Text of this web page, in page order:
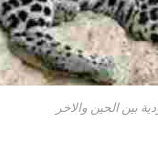
بين الحين والاخر